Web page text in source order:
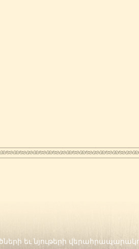
եւ նյութերի